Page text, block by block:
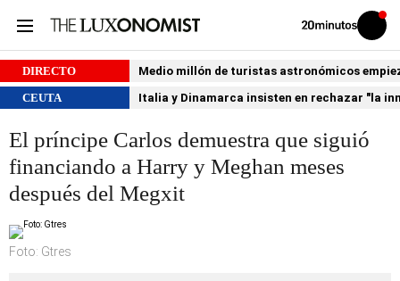
Volver
Iniciar
sesión
DIRECTO
Medio millón de turistas astronómicos
CEUTA
Italia y Dinamarca insisten en rechazar "la
El príncipe Carlos demuestra que siguió
financiando a Harry y Meghan meses
después del Megxit
Foto: Gtres